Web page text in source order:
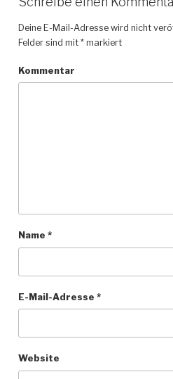
Deine E-Mail-Adresse wird nicht
Felder sind mit *markiert
Kommentar
Name *
E-Mail-Adresse *
Website